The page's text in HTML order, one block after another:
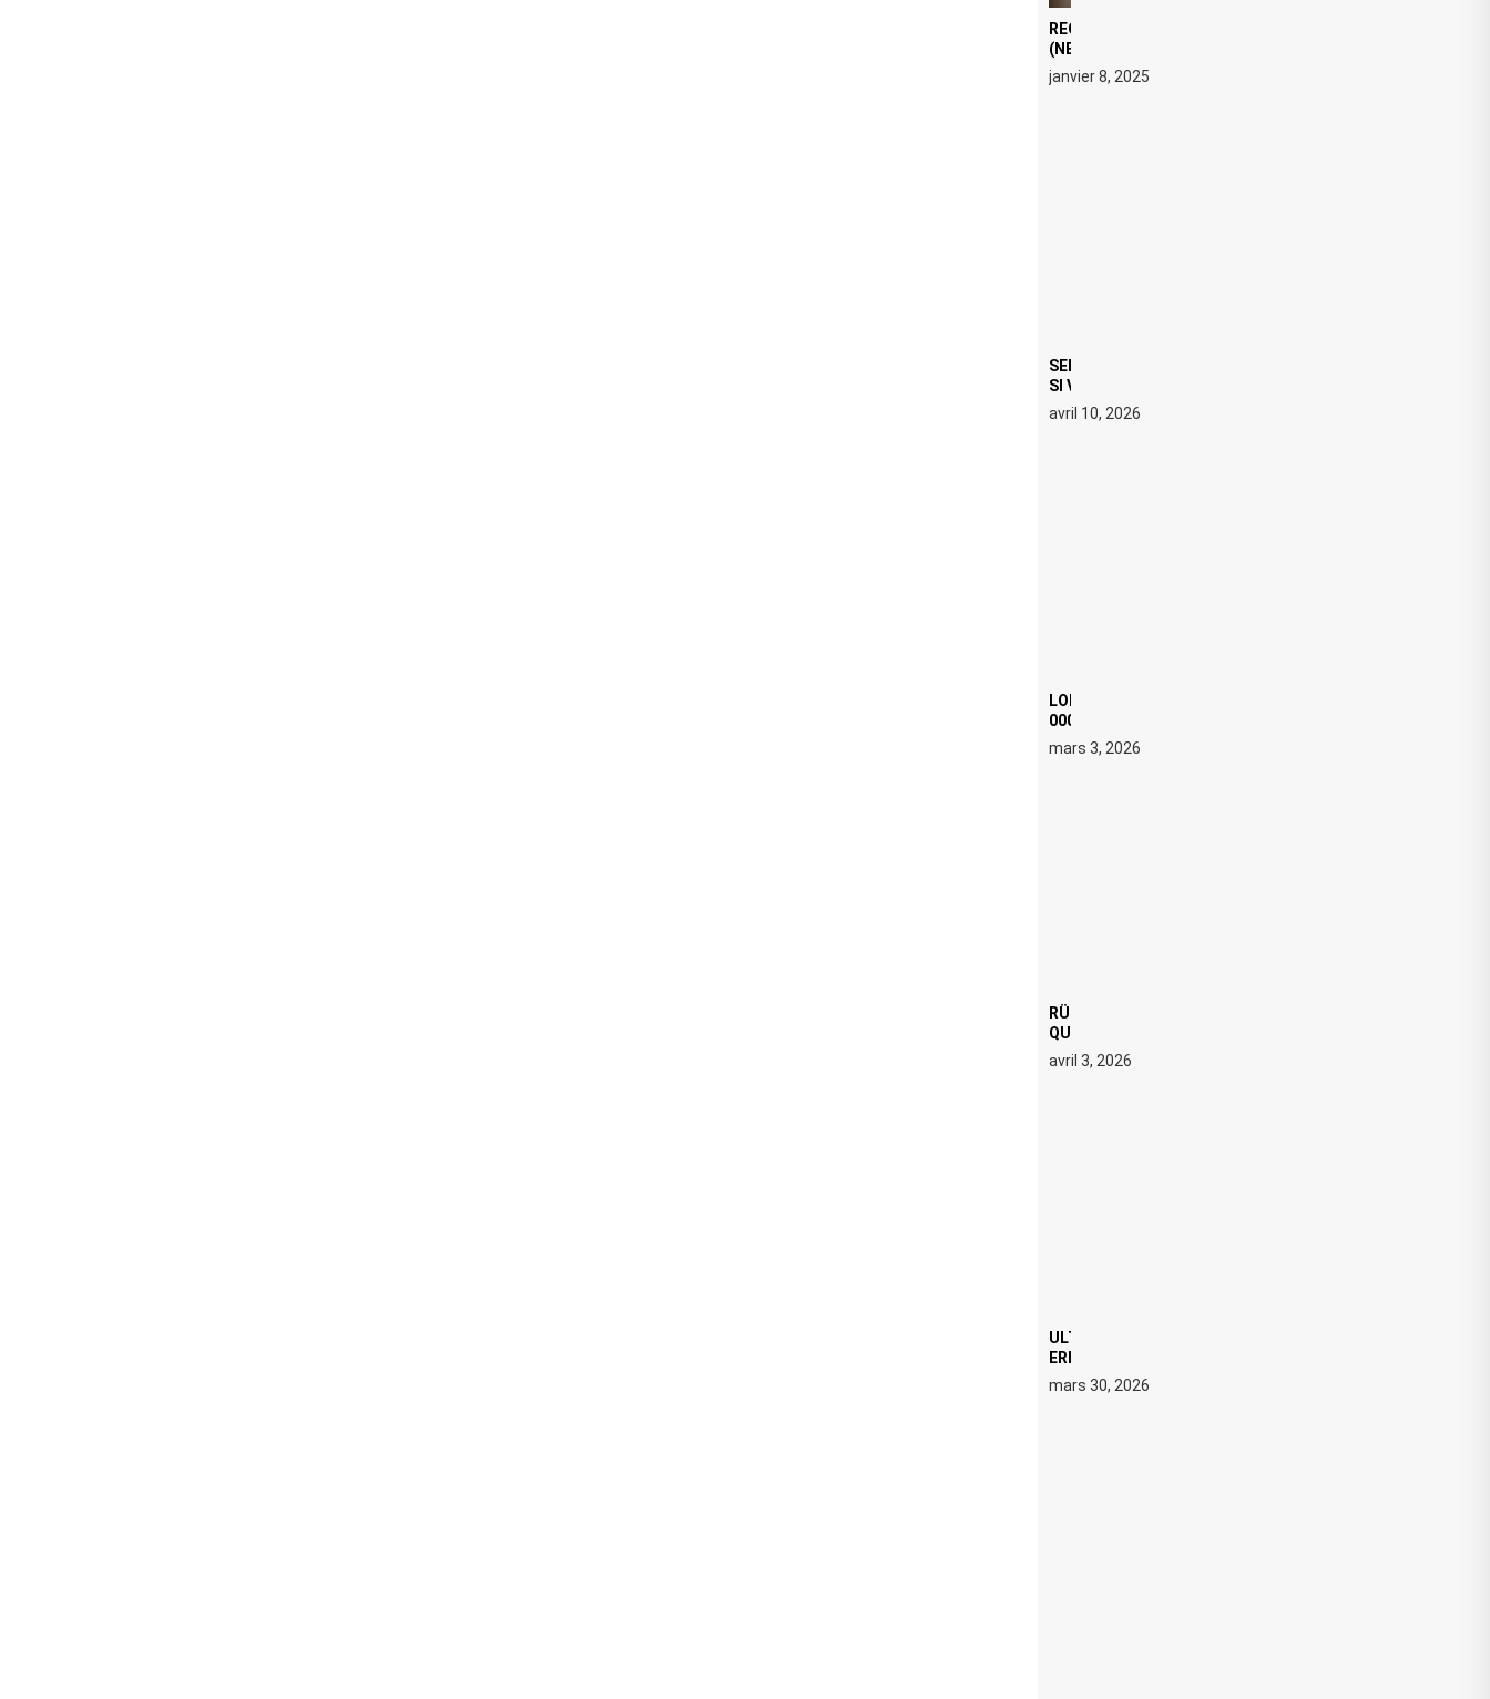
REGARD ÉDITORIAL SUR JE M’APPELLE TIM
(NETFLIX) : AVICII, OU LE DOUBLE VISAGE D’UNE
ICÔNE SURCHAUFFÉE
janvier 8, 2025
SERATO DJ PRO 4.0.6 : CE QUE ÇA CHANGE, MÊME
SI VOUS N’ÊTES NI DJ NI PRODUCTEUR·ICE
avril 10, 2026
LOI ANTI FREE PARTY : SIX MOIS DE PRISON ET 5
000 € D’AMENDE PROPOSÉS LE 9 AVRIL
mars 3, 2026
RÜFÜS DU SOL LANCE UNE RÉSIDENCE DJ SET DE
QUATRE DATES À PACHA IBIZA EN JUILLET 2026
avril 3, 2026
ULTRA 2026 : SWEDISH HOUSE MAFIA RETROUVE
ERIC PRYDZ DANS UN MOMENT CHARGÉ DE
SYMBOLE
mars 30, 2026